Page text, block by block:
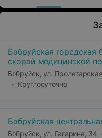
Бобруйская городская
скорой медицинской
Морзона
Бобруйск, ул.
Круглосуточно
Бобруйская
Бобруйск, ул. Гагарина, 34